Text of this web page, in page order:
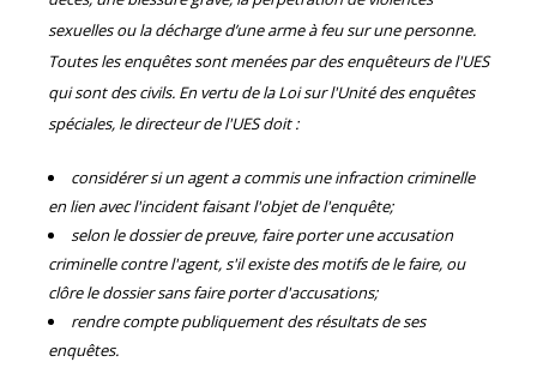
sexuelles ou la décharge d’une arme à feu sur une personne.
Toutes les enquêtes sont menées par des enquêteurs de l'UES
qui sont des civils. En vertu de la Loi sur l'Unité des enquêtes
spéciales, le directeur de l'UES doit :
considérer si un agent a commis une infraction criminelle
en lien avec l'incident faisant l'objet de l'enquête;
selon le dossier de preuve, faire porter une accusation
criminelle contre l'agent, s'il existe des motifs de le faire, ou
clôre le dossier sans faire porter d'accusations;
rendre compte publiquement des résultats de ses
enquêtes.